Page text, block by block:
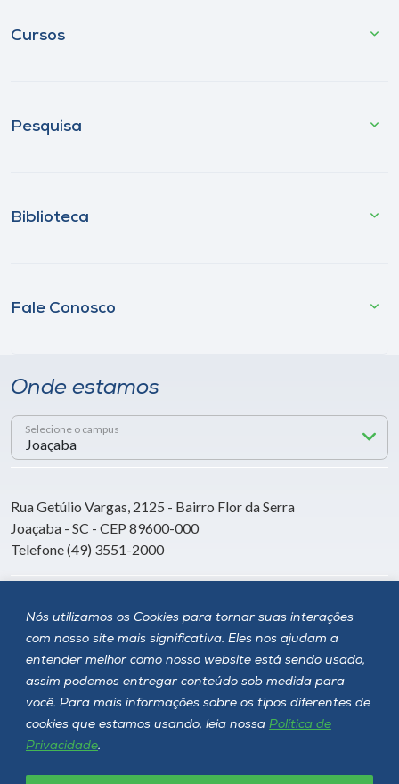
Nós utilizamos os Cookies para tornar suas interações
com nosso site mais significativa. Eles nos ajudam a
entender melhor como nosso website está sendo usado,
assim podemos entregar conteúdo sob medida para
você. Para mais informações sobre os tipos diferentes de
cookies que estamos usando, leia nossa Política de
Privacidade.
Cursos
Pesquisa
Biblioteca
Fale Conosco
Onde estamos
Selecione o campus
Rua Getúlio Vargas, 2125 - Bairro Flor da Serra
Joaçaba - SC - CEP 89600-000
Telefone (49) 3551-2000
Siga a Unoesc